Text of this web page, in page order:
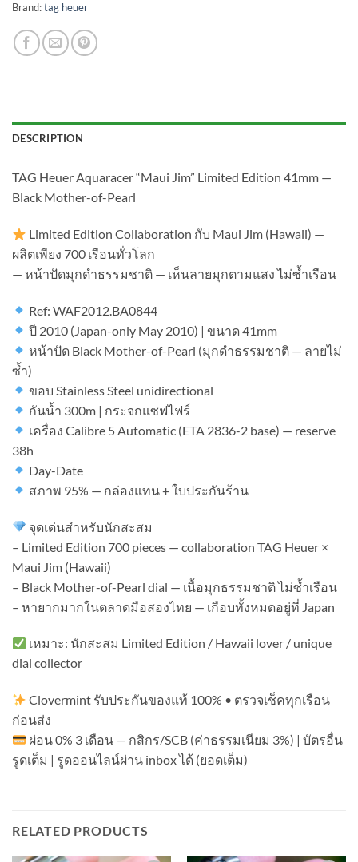
Brand:tag heuer
DESCRIPTION
TAG Heuer Aquaracer “Maui Jim” Limited Edition 41mm —
Black Mother-of-Pearl
Limited Edition Collaboration กับ Maui Jim (Hawaii) —
ผลิตเพียง 700 เรือนทั่วโลก
— หน้าปัดมุกดำธรรมชาติ — เห็นลายมุกตามแสง ไม่ซ้ำเรือน
Ref: WAF2012.BA0844
ปี 2010 (Japan-only May 2010) | ขนาด 41mm
หน้าปัด Black Mother-of-Pearl (มุกดำธรรมชาติ — ลายไม่
ซ้ำ)
ขอบ Stainless Steel unidirectional
กันน้ำ 300m | กระจกแซฟไฟร์
เครื่อง Calibre 5 Automatic (ETA 2836-2 base) — reserve
38h
Day-Date
สภาพ 95% — กล่องแทน + ใบประกันร้าน
จุดเด่นสำหรับนักสะสม
– Limited Edition 700 pieces — collaboration TAG Heuer ×
Maui Jim (Hawaii)
– Black Mother-of-Pearl dial — เนื้อมุกธรรมชาติ ไม่ซ้ำเรือน
– หายากมากในตลาดมือสองไทย — เกือบทั้งหมดอยู่ที่ Japan
เหมาะ: นักสะสม Limited Edition / Hawaii lover / unique
dial collector
Clovermint รับประกันของแท้ 100% • ตรวจเช็คทุกเรือน
ก่อนส่ง
ผ่อน 0% 3 เดือน — กสิกร/SCB (ค่าธรรมเนียม 3%) | บัตรอื่น
รูดเต็ม | รูดออนไลน์ผ่าน inbox ได้ (ยอดเต็ม)
RELATED PRODUCTS